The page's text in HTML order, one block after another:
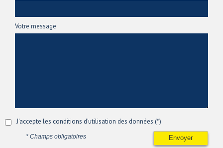
Votre message
J'accepte les conditions d'utilisation des données (*)
Envoyer
* Champs obligatoires